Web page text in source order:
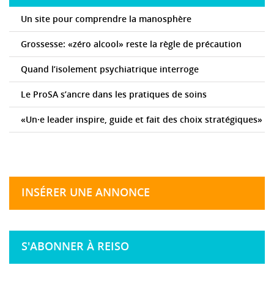
Un site pour comprendre la manosphère
Grossesse: «zéro alcool» reste la règle de précaution
Quand l’isolement psychiatrique interroge
Le ProSA s’ancre dans les pratiques de soins
«Un·e leader inspire, guide et fait des choix stratégiques»
INSÉRER UNE ANNONCE
S'ABONNER À REISO